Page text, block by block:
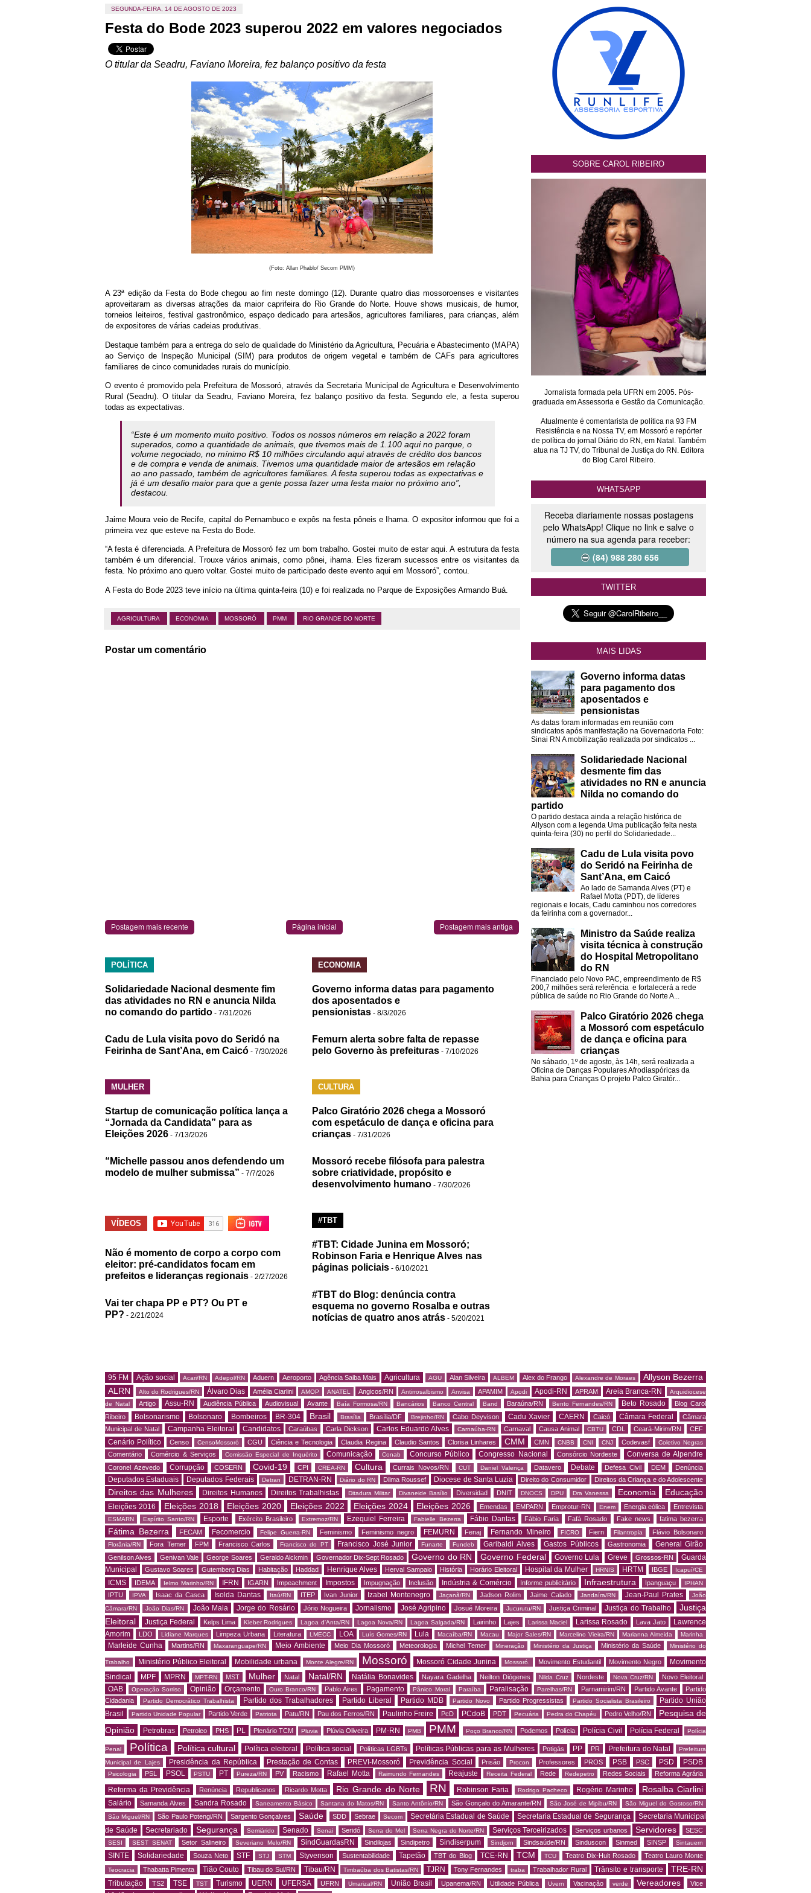
SEGUNDA-FEIRA, 14 DE AGOSTO DE 2023
Festa do Bode 2023 superou 2022 em valores negociados
O titular da Seadru, Faviano Moreira, fez balanço positivo da festa
(Foto: Allan Phablo/ Secom PMM)
A 23ª edição da Festa do Bode chegou ao fim neste domingo (12). Durante quatro dias mossoroenses e visitantes
aproveitaram as diversas atrações da maior caprifeira do Rio Grande do Norte. Houve shows musicais, de humor,
torneios leiteiros, festival gastronômico, espaço dedicado para artesãos, agricultores familiares, para crianças, além
de expositores de várias cadeias produtivas.
Destaque também para a entrega do selo de qualidade do Ministério da Agricultura, Pecuária e Abastecimento (MAPA)
ao Serviço de Inspeção Municipal (SIM) para produtos de origem vegetal e também de CAFs para agricultores
familiares de cinco comunidades rurais do município.
O evento é promovido pela Prefeitura de Mossoró, através da Secretaria Municipal de Agricultura e Desenvolvimento
Rural (Seadru). O titular da Seadru, Faviano Moreira, fez balanço positivo da festa. Segundo ele, a festa superou
todas as expectativas.
“Este é um momento muito positivo. Todos os nossos números em relação a 2022 foram
superados, como a quantidade de animais, que tivemos mais de 1.100 aqui no parque, o
volume negociado, no mínimo R$ 10 milhões circulando aqui através de crédito dos bancos
e de compra e venda de animais. Tivemos uma quantidade maior de artesãos em relação
ao ano passado, também de agricultores familiares. A festa superou todas as expectativas e
já é um desafio maior para que a gente possa fazer uma festa maior no próximo ano”,
destacou.
Jaime Moura veio de Recife, capital do Pernambuco e expôs na festa pôneis e Ihama. O expositor informou que foi a
primeira vez que esteve na Festa do Bode.
“A festa é diferenciada. A Prefeitura de Mossoró fez um bom trabalho. Gostei muito de estar aqui. A estrutura da festa
também é um diferencial. Trouxe vários animais, como pônei, ihama. Eles fizeram sucessos entre os visitantes da
festa. No próximo ano quero voltar. Gostei muito de participado deste evento aqui em Mossoró”, contou.
A Festa do Bode 2023 teve início na última quinta-feira (10) e foi realizada no Parque de Exposições Armando Buá.
AGRICULTURA ECONOMIA MOSSORÓ PMM RIO GRANDE DO NORTE
Postar um comentário
Postagem mais recente Postagem mais antiga
Página inicial
POLÍTICA
Solidariedade Nacional desmente fim
das atividades no RN e anuncia Nilda
no comando do partido - 7/31/2026
Cadu de Lula visita povo do Seridó na
Feirinha de Sant’Ana, em Caicó - 7/30/2026
ECONOMIA
Governo informa datas para pagamento
dos aposentados e
pensionistas - 8/3/2026
Femurn alerta sobre falta de repasse
pelo Governo às prefeituras - 7/10/2026
MULHER
Startup de comunicação política lança a
“Jornada da Candidata” para as
Eleições 2026 - 7/13/2026
“Michelle passou anos defendendo um
modelo de mulher submissa” - 7/7/2026
CULTURA
Palco Giratório 2026 chega a Mossoró
com espetáculo de dança e oficina para
crianças - 7/31/2026
Mossoró recebe filósofa para palestra
sobre criatividade, propósito e
desenvolvimento humano - 7/30/2026
VÍDEOS
Não é momento de corpo a corpo com
eleitor: pré-candidatos focam em
prefeitos e lideranças regionais - 2/27/2026
Vai ter chapa PP e PT? Ou PT e
PP? - 2/21/2024
#TBT
#TBT: Cidade Junina em Mossoró;
Robinson Faria e Henrique Alves nas
páginas policiais - 6/10/2021
#TBT do Blog: denúncia contra
esquema no governo Rosalba e outras
notícias de quatro anos atrás - 5/20/2021
SOBRE CAROL RIBEIRO
Jornalista formada pela UFRN em 2005. Pós-
graduada em Assessoria e Gestão da Comunicação.
Atualmente é comentarista de política na 93 FM
Resistência e na Nossa TV, em Mossoró e repórter
de política do jornal Diário do RN, em Natal. Também
atua na TJ TV, do Tribunal de Justiça do RN. Editora
do Blog Carol Ribeiro.
WHATSAPP
Receba diariamente nossas postagens
pelo WhatsApp! Clique no link e salve o
número na sua agenda para receber:
(84) 988 280 656
TWITTER
MAIS LIDAS
Governo informa datas
para pagamento dos
aposentados e
pensionistas
As datas foram informadas em reunião com
sindicatos após manifestação na Governadoria Foto:
Sinai RN A mobilização realizada por sindicatos ...
Solidariedade Nacional
desmente fim das
atividades no RN e anuncia
Nilda no comando do
partido
O partido destaca ainda a relação histórica de
Allyson com a legenda Uma publicação feita nesta
quinta-feira (30) no perfil do Solidariedade...
Cadu de Lula visita povo
do Seridó na Feirinha de
Sant’Ana, em Caicó
Ao lado de Samanda Alves (PT) e
Rafael Motta (PDT), de líderes
regionais e locais, Cadu caminhou nos corredores
da feirinha com a governador...
Ministro da Saúde realiza
visita técnica à construção
do Hospital Metropolitano
do RN
Financiado pelo Novo PAC, empreendimento de R$
200,7 milhões será referência e fortalecerá a rede
pública de saúde no Rio Grande do Norte A...
Palco Giratório 2026 chega
a Mossoró com espetáculo
de dança e oficina para
crianças
No sábado, 1º de agosto, às 14h, será realizada a
Oficina de Danças Populares Afrodiaspóricas da
Bahia para Crianças O projeto Palco Giratór...
95 FM Ação social Acari/RN Adepol/RN Aduern Aeroporto Agência Saiba Mais Agricultura AGU Alan Silveira ALBEM Alex do Frango Alexandre de Moraes
Allyson Bezerra
ALRN
Alto do Rodrigues/RN Álvaro Dias Amélia Ciarlini AMOP ANATEL Angicos/RN Antirrosalbismo Anvisa APAMIM Apodi Apodi-RN APRAM Areia Branca-RN
Arquidiocese
de Natal
Artigo Assu-RN Audiência Pública Audiovisual Avante Baía Formosa/RN Bancários Banco Central Band Baraúna/RN Bento Fernandes/RN Beto Rosado
Blog Carol
Ribeiro
Bolsonarismo Bolsonaro Bombeiros BR-304 Brasil Brasília Brasília/DF Brejinho/RN Cabo Deyvison Cadu Xavier CAERN Caicó Câmara Federal
Câmara
Municipal de Natal
Campanha Eleitoral Candidatos Caraúbas Carla Dickson Carlos Eduardo Alves Carnaúba-RN Carnaval Causa Animal CBTU CDL Ceará-Mirim/RN CEF
Cenário Político Censo CensoMossoró CGU Ciência e Tecnologia Claudia Regina Claudio Santos Clorisa Linhares CMM CMN CNBB CNI CNJ Codevasf Coletivo Negras
Comentário Comércio & Serviços Comissão Especial de Inquérito Comunicação Conab Concurso Público Congresso Nacional Consórcio Nordeste Conversa de Alpendre
Coronel Azevedo Corrupção COSERN Covid-19 CPI CREA-RN Cultura Currais Novos/RN CUT Daniel Valença Datavero Debate Defesa Civil DEM Denúncia
Deputados Estaduais Deputados Federais Detran DETRAN-RN Diário do RN Dilma Roussef Diocese de Santa Luzia Direito do Consumidor Direitos da Criança e do Adolescente
Direitos das Mulheres Direitos Humanos Direitos Trabalhistas Ditadura Militar Divaneide Basílio Diversidad DNIT DNOCS DPU Dra Vanessa Economia Educação
Eleições 2016 Eleições 2018 Eleições 2020 Eleições 2022 Eleições 2024 Eleições 2026 Emendas EMPARN Emprotur-RN Enem Energia eólica Entrevista
ESMARN Espírito Santo/RN Esporte Exército Brasileiro Extremoz/RN Ezequiel Ferreira Fabielle Bezerra Fábio Dantas Fábio Faria Fafá Rosado Fake news fatima bezerra
Fátima Bezerra FECAM Fecomercio Felipe Guerra-RN Feminismo Feminismo negro FEMURN Fenaj Fernando Mineiro FICRO Fiern Filantropia Flávio Bolsonaro
Florânia/RN Fora Temer FPM Francisco Carlos Francisco do PT Francisco José Junior Funarte Fundeb Garibaldi Alves Gastos Públicos Gastronomia General Girão
Genilson Alves Genivan Vale George Soares Geraldo Alckmin Governador Dix-Sept Rosado Governo do RN Governo Federal Governo Lula Greve Grossos-RN
Guarda
Municipal
Gustavo Soares Gutemberg Dias Habitação Haddad Henrique Alves Herval Sampaio História Horário Eleitoral Hospital da Mulher HRNIS HRTM IBGE Icapuí/CE
ICMS IDEMA Ielmo Marinho/RN IFRN IGARN Impeachment Impostos Impugnação Inclusão Indústria & Comércio Informe publicitário Infraestrutura Ipanguaçu IPHAN
IPTU IPVA Isaac da Casca Isolda Dantas Itaú/RN ITEP Ivan Junior Izabel Montenegro Jaçanã/RN Jadson Rolim Jaime Calado Jandaíra/RN Jean-Paul Prates
João
Câmara/RN
João Dias/RN João Maia Jorge do Rosário Jório Nogueira Jornalismo José Agripino Josué Moreira Jucurutu/RN Justiça Criminal Justiça do Trabalho
Justiça
Eleitoral
Justiça Federal Kelps Lima Kleber Rodrigues Lagoa d'Anta/RN Lagoa Nova/RN Lagoa Salgada/RN Lairinho Lajes Larissa Maciel Larissa Rosado Lava Jato
Lawrence
Amorim
LDO Lidiane Marques Limpeza Urbana Literatura LMECC LOA Luís Gomes/RN Lula Macaíba/RN Macau Major Sales/RN Marcelino Vieira/RN Marianna Almeida Marinha
Marleide Cunha Martins/RN Maxaranguape/RN Meio Ambiente Meio Dia Mossoró Meteorologia Michel Temer Mineração Ministério da Justiça Ministério da Saúde Ministério do
Trabalho Ministério Público Eleitoral Mobilidade urbana Monte Alegre/RN Mossoró Mossoró Cidade Junina Mossoró. Movimento Estudantil Movimento Negro
Movimento
Sindical
MPF MPRN MPT-RN MST Mulher Natal Natal/RN Natália Bonavides Nayara Gadelha Neilton Diógenes Nilda Cruz Nordeste Nova Cruz/RN Novo Eleitoral
OAB Operação Sorriso Opinião Orçamento Ouro Branco/RN Pablo Aires Pagamento Pânico Moral Paraíba Paralisação Parelhas/RN Parnamirim/RN Partido Avante
Partido
Cidadania
Partido Democrático Trabalhista Partido dos Trabalhadores Partido Liberal Partido MDB Partido Novo Partido Progressistas Partido Socialista Brasileiro
Partido União
Brasil
Partido Unidade Popular Partido Verde Patriota Patu/RN Pau dos Ferros/RN Paulinho Freire PcD PCdoB PDT Pecuária Pedra do Chapéu Pedro Velho/RN
Pesquisa de
Opinião
Petrobras Petroleo PHS PL Plenário TCM Pluvia Plúvia Oliveira PM-RN PMB PMM Poço Branco/RN Podemos Polícia Polícia Civil Polícia Federal Polícia
Penal Política Política cultural Política eleitoral Política social Políticas LGBTs Políticas Públicas para as Mulheres Potigás PP PR Prefeitura do Natal
Prefeitura
Municipal de Lajes
Presidência da República Prestação de Contas PREVI-Mossoró Previdência Social Prisão Procon Professores PROS PSB PSC PSD PSDB
Psicologia PSL PSOL PSTU PT Pureza/RN PV Racismo Rafael Motta Raimundo Fernandes Reajuste Receita Federal Rede Redepetro Redes Sociais Reforma Agrária
Reforma da Previdência Renúncia Republicanos Ricardo Motta Rio Grande do Norte RN Robinson Faria Rodrigo Pacheco Rogério Marinho Rosalba Ciarlini
Salário Samanda Alves Sandra Rosado Saneamento Básico Santana do Matos/RN Santo Antônio/RN São Gonçalo do Amarante/RN São José de Mipibu/RN
São Miguel do Gostoso/RN
São Miguel/RN
São Paulo Potengi/RN Sargento Gonçalves Saúde SDD Sebrae Secom Secretária Estadual de Saúde Secretaria Estadual de Segurança
Secretaria Municipal
de Saúde
Secretariado Segurança Semiárido Senado Senai Seridó Serra do Mel Serra Negra do Norte/RN Serviços Terceirizados Serviços urbanos Servidores SESC
SESI SEST SENAT Setor Salineiro Severiano Melo/RN SindGuardasRN Sindilojas Sindipetro Sindiserpum Sindjorn Sindsaúde/RN Sinduscon Sinmed SINSP Sintauern
SINTE Solidariedade Souza Neto STF STJ STM Styvenson Sustentabilidade Tapetão TBT do Blog TCE-RN TCM TCU Teatro Dix-Huit Rosado Teatro Lauro Monte
Teocracia Thabatta Pimenta Tião Couto Tibau do Sul/RN Tibau/RN Timbaúba dos Batistas/RN TJRN Tony Fernandes traba Trabalhador Rural Trânsito e transporte TRE-RN
Tributação TS2 TSE TST Turismo UERN UFERSA UFRN Umarizal/RN União Brasil Upanema/RN Utilidade Pública Uvern Vacinação verde Vereadores Vice